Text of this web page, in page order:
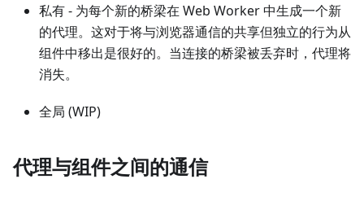
私有 - 为每个新的桥梁在 Web Worker 中生成一个新
的代理。这对于将与浏览器通信的共享但独立的行为从
组件中移出是很好的。当连接的桥梁被丢弃时，代理将
消失。
全局 (WIP)
代理与组件之间的通信